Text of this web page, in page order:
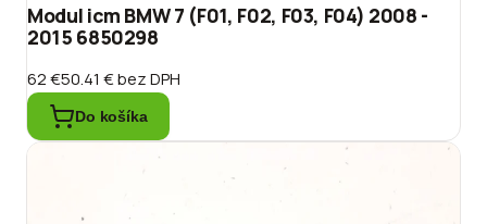
Modul icm BMW 7 (F01, F02, F03, F04) 2008 -
2015 6850298
62 €50.41 €bez DPH
Do košíka